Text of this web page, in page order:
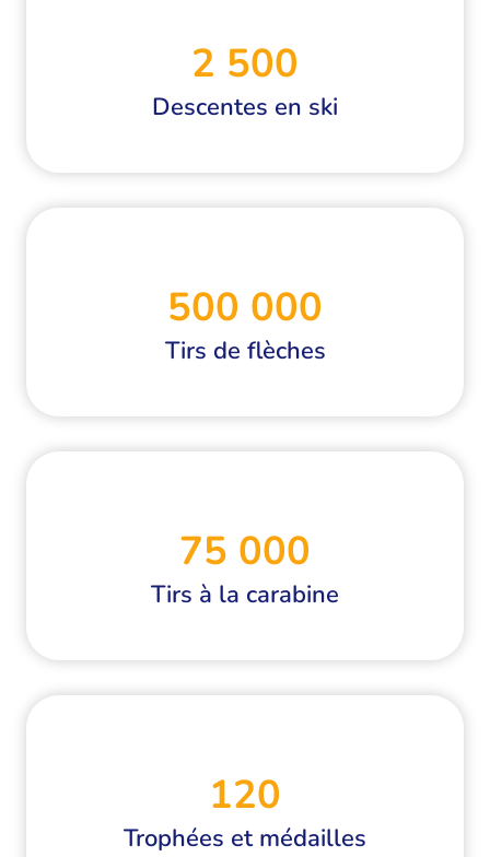
2 500
Descentes en ski
500 000
Tirs de flèches
75 000
Tirs à la carabine
120
Trophées et médailles